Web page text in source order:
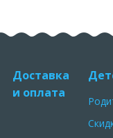
Доставка
и оплата